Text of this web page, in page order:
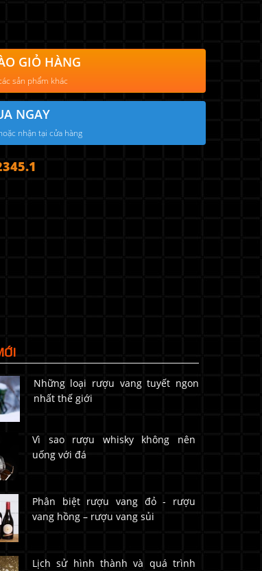
GIỎ HÀNG
sản phẩm khác
NGAY
nhận tại cửa hàng
Những loại rượu vang tuyết ngon
nhất thế giới
Vì sao rượu whisky không nên
uống với đá
Phân biệt rượu vang đỏ - rượu
vang hồng – rượu vang sủi
Lịch sử hình thành và quá trình